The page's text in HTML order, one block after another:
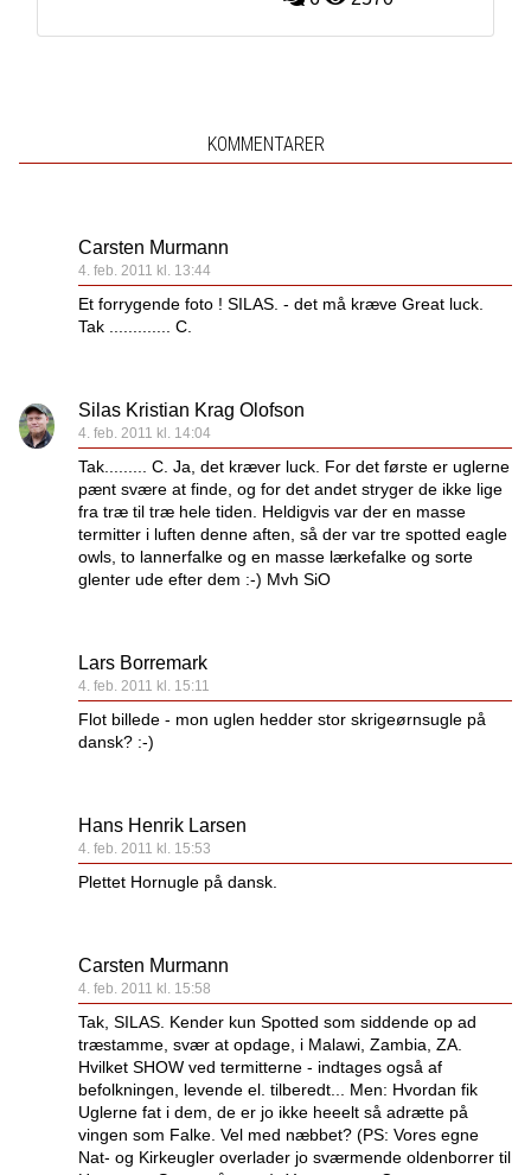
KOMMENTARER
Carsten Murmann
4. feb. 2011 kl. 13:44
Et forrygende foto ! SILAS. - det må kræve Great luck.
Tak ............. C.
Silas Kristian Krag Olofson
4. feb. 2011 kl. 14:04
Tak......... C. Ja, det kræver luck. For det første er uglerne
pænt svære at finde, og for det andet stryger de ikke lige
fra træ til træ hele tiden. Heldigvis var der en masse
termitter i luften denne aften, så der var tre spotted eagle
owls, to lannerfalke og en masse lærkefalke og sorte
glenter ude efter dem :-) Mvh SiO
Lars Borremark
4. feb. 2011 kl. 15:11
Flot billede - mon uglen hedder stor skrigeørnsugle på
dansk? :-)
Hans Henrik Larsen
4. feb. 2011 kl. 15:53
Plettet Hornugle på dansk.
Carsten Murmann
4. feb. 2011 kl. 15:58
Tak, SILAS. Kender kun Spotted som siddende op ad
træstamme, svær at opdage, i Malawi, Zambia, ZA.
Hvilket SHOW ved termitterne - indtages også af
befolkningen, levende el. tilberedt... Men: Hvordan fik
Uglerne fat i dem, de er jo ikke heeelt så adrætte på
vingen som Falke. Vel med næbbet? (PS: Vores egne
Nat- og Kirkeugler overlader jo sværmende oldenborrer til